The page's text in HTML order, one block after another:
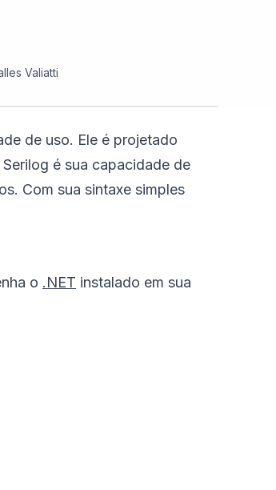
Valiatti
de uso. Ele é projetado
é sua capacidade de
Com sua sintaxe simples
o .NET instalado em sua